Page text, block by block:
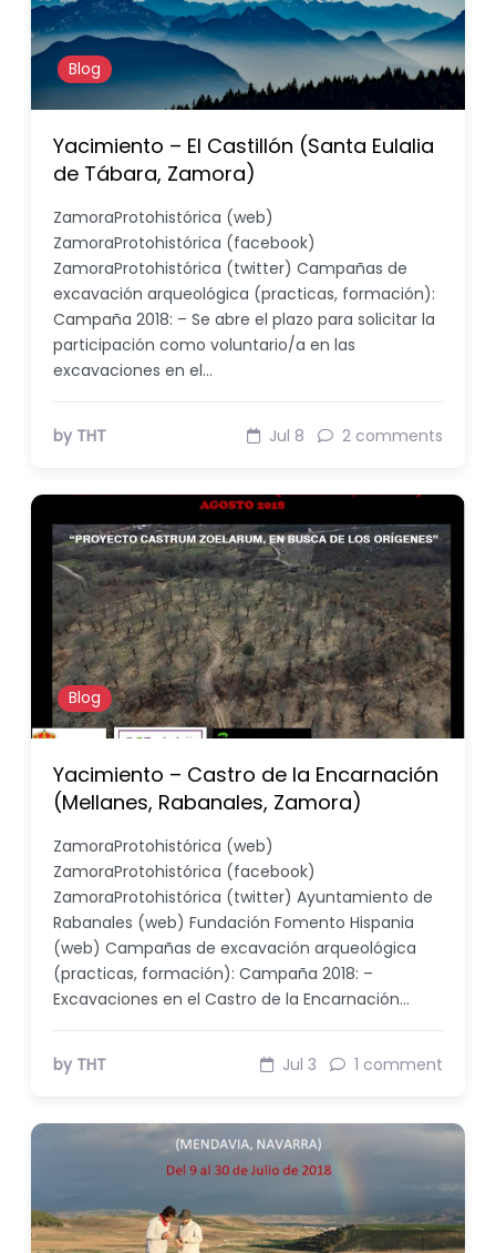
Blog
Yacimiento – El Castillón (Santa Eulalia
de Tábara, Zamora)
ZamoraProtohistórica (web)
ZamoraProtohistórica (facebook)
ZamoraProtohistórica (twitter) Campañas de
excavación arqueológica (practicas, formación):
Campaña 2018: – Se abre el plazo para solicitar la
participación como voluntario/a en las
excavaciones en el…
by THT Jul 8 2 comments
Blog
Yacimiento – Castro de la Encarnación
(Mellanes, Rabanales, Zamora)
ZamoraProtohistórica (web)
ZamoraProtohistórica (facebook)
ZamoraProtohistórica (twitter) Ayuntamiento de
Rabanales (web) Fundación Fomento Hispania
(web) Campañas de excavación arqueológica
(practicas, formación): Campaña 2018: –
Excavaciones en el Castro de la Encarnación…
by THT Jul 3 1 comment